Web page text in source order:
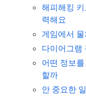
해피해킹
력해요
게임에서
다이어그램
어떤 정보
할까
안 중요한